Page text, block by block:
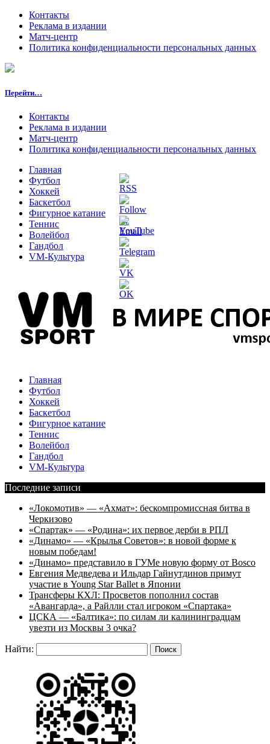
Контакты
Реклама в издании
Матч-центр
Политика конфиденциальности персональных данных
Перейти…
Контакты
Реклама в издании
Матч-центр
Политика конфиденциальности персональных данных
Главная
Футбол
Хоккей
Баскетбол
Фигурное катание
Теннис
Волейбол
Гандбол
VM-Культура
Главная
Футбол
Хоккей
Баскетбол
Фигурное катание
Теннис
Волейбол
Гандбол
VM-Культура
Последние записи
«Локомотив» — «Ахмат»: бескомпромиссная битва в
Черкизово
«Спартак» — «Родина»: их первое дерби в РПЛ
«Динамо» — «Крылья Советов»: в новой форме к
новым победам!
«Динамо» представило в ГУМе новую форму от Bosco
Евгения Медведева и Ильдар Гайнутдинов примут
участие в Young Star Ballet в Японии
Трансферы КХЛ: Просветов пополнил состав
«Авангарда», а Райлли стал игроком «Спартака»
ЦСКА — «Балтика»: по силам ли калининградцам
увезти из Москвы 3 очка?
Найти: